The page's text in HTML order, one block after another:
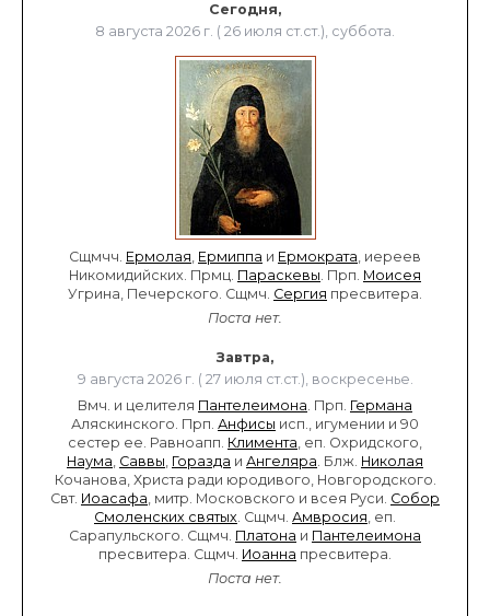
Сегодня,
8 августа 2026 г. ( 26 июля ст.ст.), суббота.
Сщмчч. Ермолая, Ермиппа и Ермократа, иереев
Никомидийских. Прмц. Параскевы. Прп. Моисея
Угрина, Печерского. Сщмч. Сергия пресвитера.
Поста нет.
Завтра,
9 августа 2026 г. ( 27 июля ст.ст.), воскресенье.
Вмч. и целителя Пантелеимона. Прп. Германа
Аляскинского. Прп. Анфисы исп., игумении и 90
сестер ее. Равноапп. Климента, еп. Охридского,
Наума, Саввы, Горазда и Ангеляра. Блж. Николая
Кочанова, Христа ради юродивого, Новгородского.
Свт. Иоасафа, митр. Московского и всея Руси. Собор
Смоленских святых. Сщмч. Амвросия, еп.
Сарапульского. Сщмч. Платона и Пантелеимона
пресвитера. Сщмч. Иоанна пресвитера.
Поста нет.